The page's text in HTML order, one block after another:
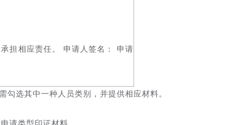
担相应责任。 申请人签名： 申请
勾选其中一种人员类别，并提供相应材料。
申请类型印证材料